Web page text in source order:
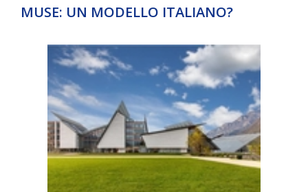
MUSE: UN MODELLO ITALIANO?